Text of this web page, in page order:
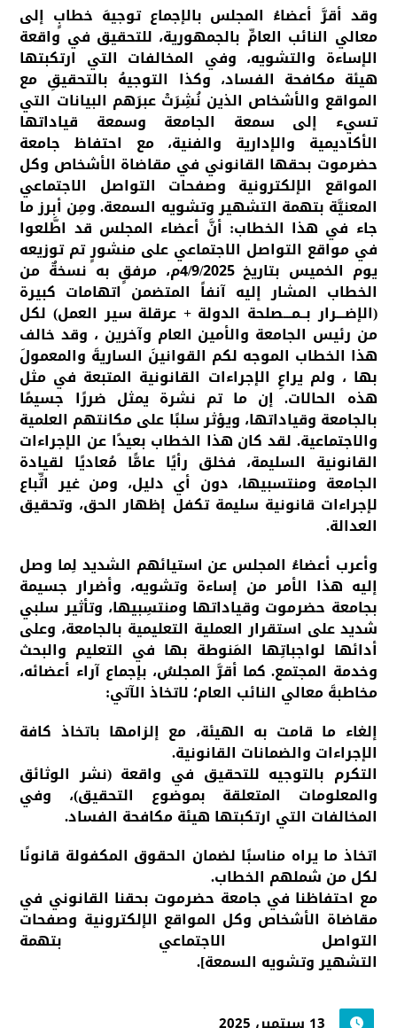
وقد أقرَّ أعضاءُ المجلس بالإجماع توجيهَ خطابٍ إلى
معالي النائب العامِّ بالجمهورية، للتحقيق في واقعة
الإساءة والتشويه، وفي المخالفات التي ارتكبتها
هيئة مكافحة الفساد، وكذا التوجيهُ بالتحقيقِ مع
المواقع والأشخاص الذين نُشِرَتْ عبرَهم البيانات التي
تسيء إلى سمعة الجامعة وسمعة قياداتها
الأكاديمية والإدارية والفنية، مع احتفاظ جامعة
حضرموت بحقها القانوني في مقاضاة الأشخاص وكل
المواقع الإلكترونية وصفحات التواصل الاجتماعي
المعنيَّة بتهمة التشهير وتشويه السمعة. ومِن أبرز ما
جاء في هذا الخطاب: أنَّ أعضاء المجلس قد اطَّلعوا
في مواقع التواصل الاجتماعي على منشورٍ تم توزيعه
يوم الخميس بتاريخ 4/9/2025م، مرفقٍ به نسخةٌ من
الخطاب المشار إليه آنفاً المتضمن اتهامات كبيرة
(الإضـــرار بــمـــصلحة الدولة + عرقلة سير العمل) لكل
من رئيس الجامعة والأمين العام وآخرين ، وقد خالف
هذا الخطاب الموجه لكم القوانينَ الساريةَ والمعمولَ
بها ، ولم يراعِ الإجراءات القانونية المتبعة في مثل
هذه الحالات. إن ما تم نشرة يمثل ضررًا جسيمًا
بالجامعة وقياداتها، ويؤثر سلبًا على مكانتهم العلمية
والاجتماعية. لقد كان هذا الخطاب بعيدًا عن الإجراءات
القانونية السليمة، فخلق رأيًا عامًّا مُعاديًا لقيادة
الجامعة ومنتسبيها، دون أي دليل، ومن غير اتِّباع
لإجراءات قانونية سليمة تكفل إظهار الحق، وتحقيق
العدالة.
وأعرب أعضاءُ المجلس عن استيائهم الشديد لِما وصل
إليه هذا الأمر من إساءة وتشويه، وأضرار جسيمة
بجامعة حضرموت وقياداتها ومنتسِبيها، وتأثير سلبي
شديد على استقرار العملية التعليمية بالجامعة، وعلى
أدائها لواجباتِها المَنوطة بها في التعليم والبحث
وخدمة المجتمع. كما أقرَّ المجلسُ، بإجماع آراء أعضائه،
مخاطبةَ معالي النائب العام؛ لاتخاذ الآتي:
إلغاء ما قامت به الهيئة، مع إلزامها باتخاذ كافة
الإجراءات والضمانات القانونية.
التكرم بالتوجيه للتحقيق في واقعة (نشر الوثائق
والمعلومات المتعلقة بموضوع التحقيق)، وفي
المخالفات التي ارتكبتها هيئة مكافحة الفساد.
اتخاذ ما يراه مناسبًا لضمان الحقوق المكفولة قانونًا
لكل من شملهم الخطاب.
مع احتفاظنا في جامعة حضرموت بحقنا القانوني في
مقاضاة الأشخاص وكل المواقع الإلكترونية وصفحات
التواصل الاجتماعي بتهمة
التشهير وتشويه السمعة].